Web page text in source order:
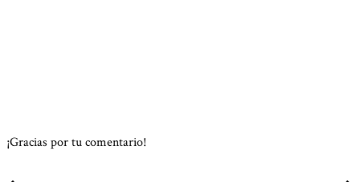
¡Gracias por tu comentario!